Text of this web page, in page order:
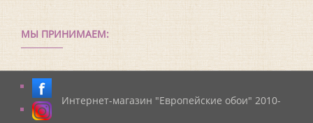
МЫ ПРИНИМАЕМ:
Интернет-магазин "Европейские обои" 2010-